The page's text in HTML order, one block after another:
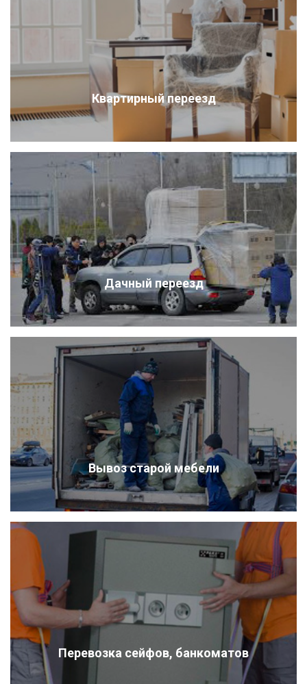
Квартирный переезд
Дачный переезд
Вывоз старой мебели
Перевозка сейфов, банкоматов